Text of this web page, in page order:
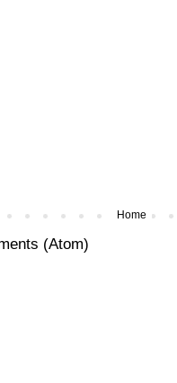
Home
(Atom)